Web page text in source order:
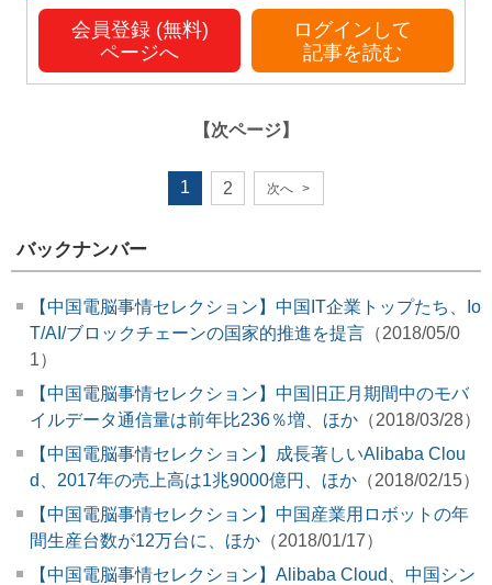
会員登録 (無料)
ページへ
ログインして
記事を読む
【次ページ】
1 2 次へ >
バックナンバー
【中国電脳事情セレクション】中国IT企業トップたち、Io
T/AI/ブロックチェーンの国家的推進を提言 （2018/05/0
1）
【中国電脳事情セレクション】中国旧正月期間中のモバ
イルデータ通信量は前年比236％増、ほか （2018/03/28）
【中国電脳事情セレクション】成長著しいAlibaba Clou
d、2017年の売上高は1兆9000億円、ほか （2018/02/15）
【中国電脳事情セレクション】中国産業用ロボットの年
間生産台数が12万台に、ほか （2018/01/17）
【中国電脳事情セレクション】Alibaba Cloud、中国シン